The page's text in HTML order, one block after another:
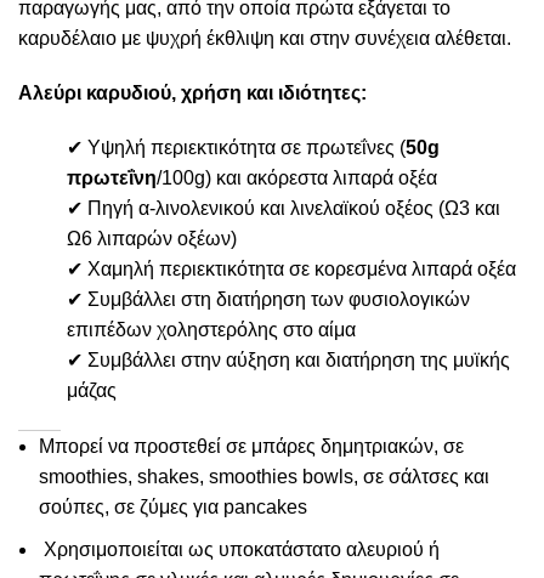
παραγωγής μας, από την οποία πρώτα εξάγεται το
καρυδέλαιο με ψυχρή έκθλιψη και στην συνέχεια αλέθεται.
Αλεύρι καρυδιού, χρήση και ιδιότητες:
✔ Υψηλή περιεκτικότητα σε πρωτεΐνες (50g
πρωτεΐνη/100g) και ακόρεστα λιπαρά οξέα
✔ Πηγή α-λινολενικού και λινελαϊκού οξέος (Ω3 και
Ω6 λιπαρών οξέων)
✔ Χαμηλή περιεκτικότητα σε κορεσμένα λιπαρά οξέα
✔ Συμβάλλει στη διατήρηση των φυσιολογικών
επιπέδων χοληστερόλης στο αίμα
✔ Συμβάλλει στην αύξηση και διατήρηση της μυϊκής
μάζας
Μπορεί να προστεθεί σε μπάρες δημητριακών, σε
smoothies, shakes, smoothies bowls, σε σάλτσες και
σούπες, σε ζύμες για pancakes
Χρησιμοποιείται ως υποκατάστατο αλευριού ή